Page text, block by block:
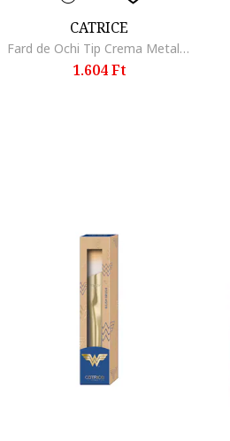
CATRICE
Fard de Ochi Tip Crema Metallic Spark Cream Eyeshadow 010, 4 G, Diamond dust
1.604 Ft